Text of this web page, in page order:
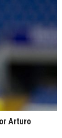
Arturo